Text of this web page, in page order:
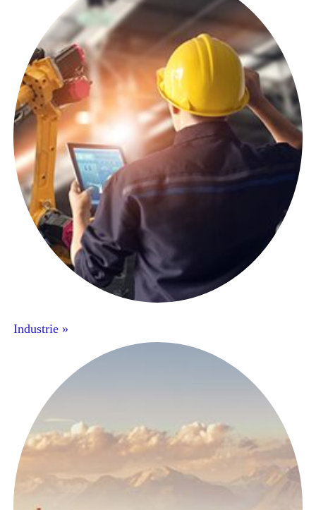
Industrie »